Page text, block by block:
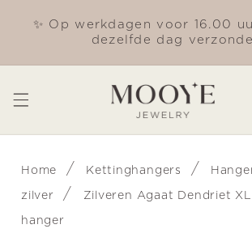
naar de
✨ Op werkdagen voor 16.00
dezelfde dag
Home / Kettinghangers /
zilver / Zilveren Agaat Dendriet
hanger